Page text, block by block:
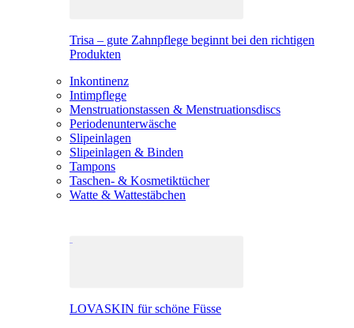
Trisa – gute Zahnpflege beginnt bei den richtigen
Produkten
Inkontinenz
Intimpflege
Menstruationstassen & Menstruationsdiscs
Periodenunterwäsche
Slipeinlagen
Slipeinlagen & Binden
Tampons
Taschen- & Kosmetiktücher
Watte & Wattestäbchen
LOVASKIN für schöne Füsse